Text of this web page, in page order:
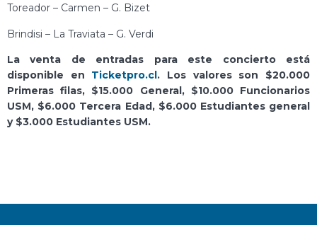
Toreador – Carmen – G. Bizet
Brindisi – La Traviata – G. Verdi
La venta de entradas para este concierto está
disponible en Ticketpro.cl. Los valores son $20.000
Primeras filas, $15.000 General, $10.000 Funcionarios
USM, $6.000 Tercera Edad, $6.000 Estudiantes general
y $3.000 Estudiantes USM.